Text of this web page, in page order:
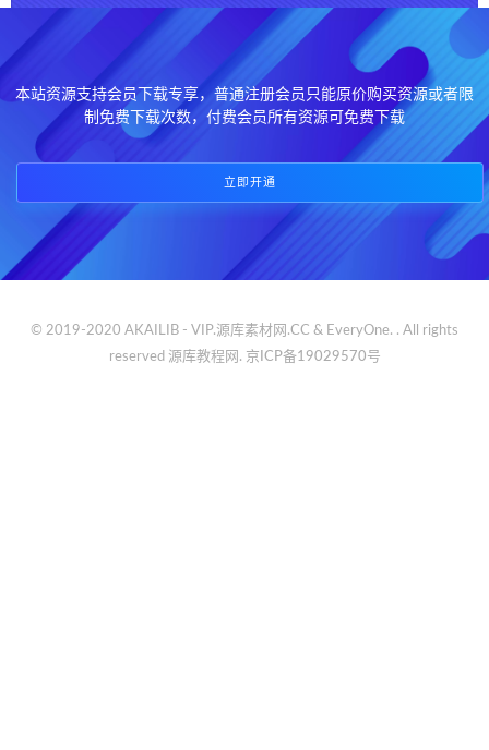
本站资源支持会员下载专享，普通注册会员只能原价购买资源或者限
制免费下载次数，付费会员所有资源可免费下载
立即开通
© 2019-2020 AKAILIB - VIP.源库素材网.CC & EveryOne. . All rights
reserved 源库教程网. 京ICP备19029570号